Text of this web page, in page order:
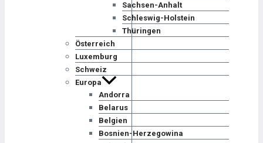
Sachsen-Anhalt
Schleswig-Holstein
Thüringen
Österreich
Luxemburg
Schweiz
Europa
Andorra
Belarus
Belgien
Bosnien-Herzegowina